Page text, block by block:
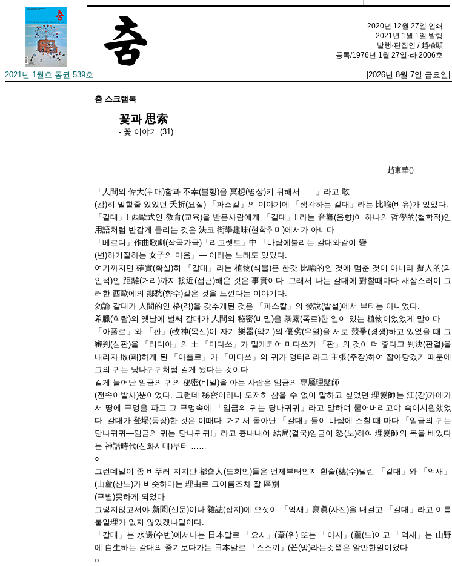
2020년 12월 27일 인쇄
2021년 1월 1일 발행
발행·편집인 / 趙楡顯
등록/1976년 1월 27일·라 2006호
2021년 1월호 통권 539호 |2026년 8월 7일 금요일|
춤 스크랩북
꽃과 思索
- 꽃 이야기 (31)
趙東華()
「人間의 偉大(위대)함과 不幸(불행)을 冥想(명상)키 위해서……」라고 敢
(감)히 말할줄 았았던 夭折(요절) 「파스칼」의 이야기에 「생각하는 갈대」라는 比喩(비유)가 있었다.
「갈대」! 西歐式인 敎育(교육)을 받은사람에게 「갈대」! 라는 音響(음향)이 하나의 哲學的(철학적)인
用語처럼 반갑게 들리는 것은 決코 衒學趣味(현학취미)에서가 아니다.
「베르디」作曲歌劇(작곡가극)「리고렛트」中 「바람에불리는 갈대와같이 變
(변)하기잘하는 女子의 마음」― 이라는 노래도 있었다.
여기까지면 確實(확실)히 「갈대」라는 植物(식물)은 한갓 比喩的인 것에 멈춘 것이 아니라 擬人的(의
인적)인 距離(거리)까지 接近(접근)해온 것은 事實이다. 그래서 나는 갈대에 對할때마다 새삼스러이 그
러한 西歐에의 鄕愁(향수)같은 것을 느낀다는 이야기다.
勿論 갈대가 人間的인 格(격)을 갖추게된 것은 「파스칼」의 發說(발설)에서 부터는 아니었다.
希臘(희랍)의 옛날에 벌써 갈대가 人間의 秘密(비밀)을 暴露(폭로)한 일이 있는 植物이었었게 말이다.
「아폴로」와 「판」(牧神(목신)이 자기 樂器(악기)의 優劣(우열)을 서로 競爭(경쟁)하고 있었을 때 그
審判(심판)을 「리디아」의 王 「미다쓰」가 맡게되어 미다쓰가 「판」의 것이 더 좋다고 判決(판결)을
내리자 敗(패)하게 된 「아폴로」가 「미다쓰」의 귀가 엉터리라고 主張(주장)하여 잡아당겼기 때문에
그의 귀는 당나귀귀처럼 길게 됐다는 것이다.
길게 늘어난 임금의 귀의 秘密(비밀)을 아는 사람은 임금의 專屬理髮師
(전속이발사)뿐이었다. 그런데 秘密이라니 도저히 참을 수 없이 말하고 싶었던 理髮師는 江(강)가에가
서 땅에 구멍을 파고 그 구멍속에 「임금의 귀는 당나귀귀」라고 말하여 묻어버리고야 속이시원했었
다. 갈대가 登場(등장)한 것은 이때다. 거기서 돋아난 「갈대」들이 바람에 스칠 때 마다 「임금의 귀는
당나귀귀―임금의 귀는 당나귀귀!」라고 흉내내어 結局(결국)임금이 怒(노)하여 理髮師의 목을 베었다
는 神話時代(신화시대)부터 ……
○
그런데말이 좀 비뚜러 지지만 都會人(도회인)들은 언제부터인지 흰술(穗(수)달린 「갈대」와 「억새」
(山蘆(산노)가 비슷하다는 理由로 그이름조차 잘 區別
(구별)못하게 되었다.
그렇지않고서야 新聞(신문)이나 雜誌(잡지)에 으젓이 「억새」寫眞(사진)을 내걸고 「갈대」라고 이름
붙일理가 없지 않았겠나말이다.
「갈대」는 水邊(수변)에서나는 日本말로 「요시」(葦(위) 또는 「아시」(蘆(노)이고 「억새」는 山野
에 自生하는 갈대의 줄기보다가는 日本말로 「스스끼」(芒(망)라는것쯤은 알만한일이었다.
○